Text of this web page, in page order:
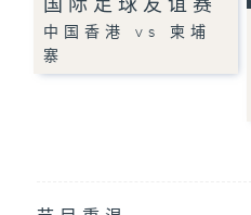
中国香港 vs 柬埔
寨